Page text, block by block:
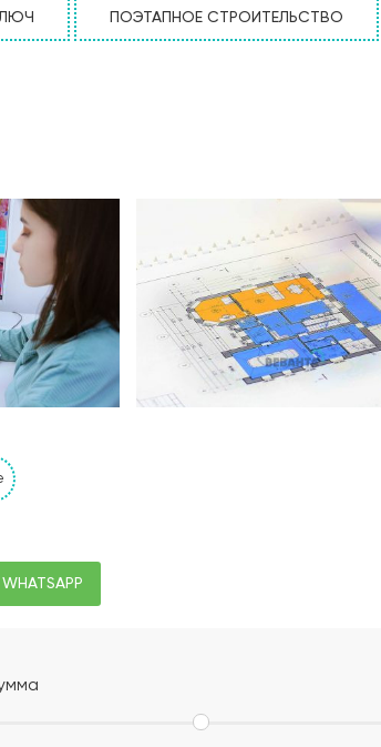
ПОЭТАПНОЕ СТРОИТЕЛЬСТВО
WHATSAPP